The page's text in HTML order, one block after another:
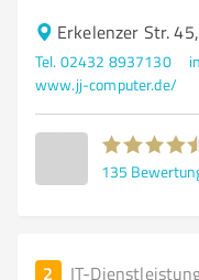
Erkelenzer Str.
Tel. 02432 8937130
www.jj-computer.de/
135
2 IT-